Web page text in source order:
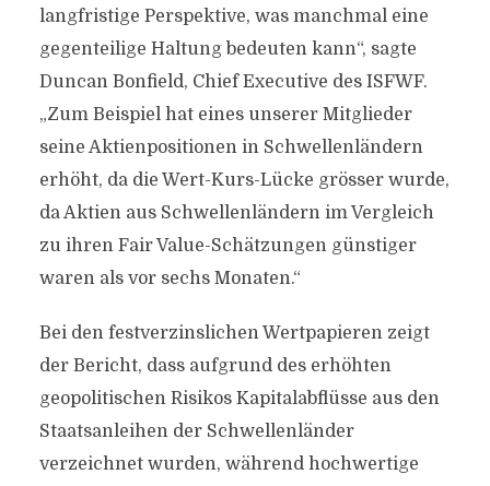
langfristige Perspektive, was manchmal eine
gegenteilige Haltung bedeuten kann“, sagte
Duncan Bonfield, Chief Executive des ISFWF.
„Zum Beispiel hat eines unserer Mitglieder
seine Aktienpositionen in Schwellenländern
erhöht, da die Wert-Kurs-Lücke grösser wurde,
da Aktien aus Schwellenländern im Vergleich
zu ihren Fair Value-Schätzungen günstiger
waren als vor sechs Monaten.“
Bei den festverzinslichen Wertpapieren zeigt
der Bericht, dass aufgrund des erhöhten
geopolitischen Risikos Kapitalabflüsse aus den
Staatsanleihen der Schwellenländer
verzeichnet wurden, während hochwertige